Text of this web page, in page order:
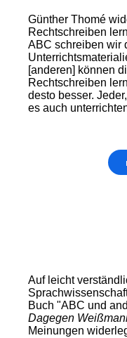
Günther Thomé
Rechtschreiben
ABC schreiben wir
[anderen] können
Rechtschreiben
desto besser.
es auch
Auf leicht
Buch "ABC und
Dagegen
Meinungen